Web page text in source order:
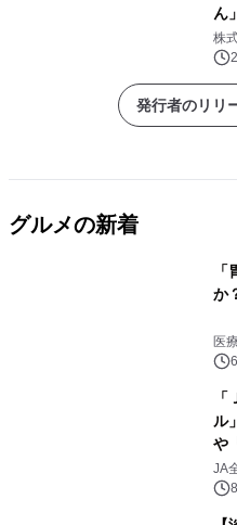
ん
株
発行者のリリ
グルメの新着
か
医
ル
や
販
JA